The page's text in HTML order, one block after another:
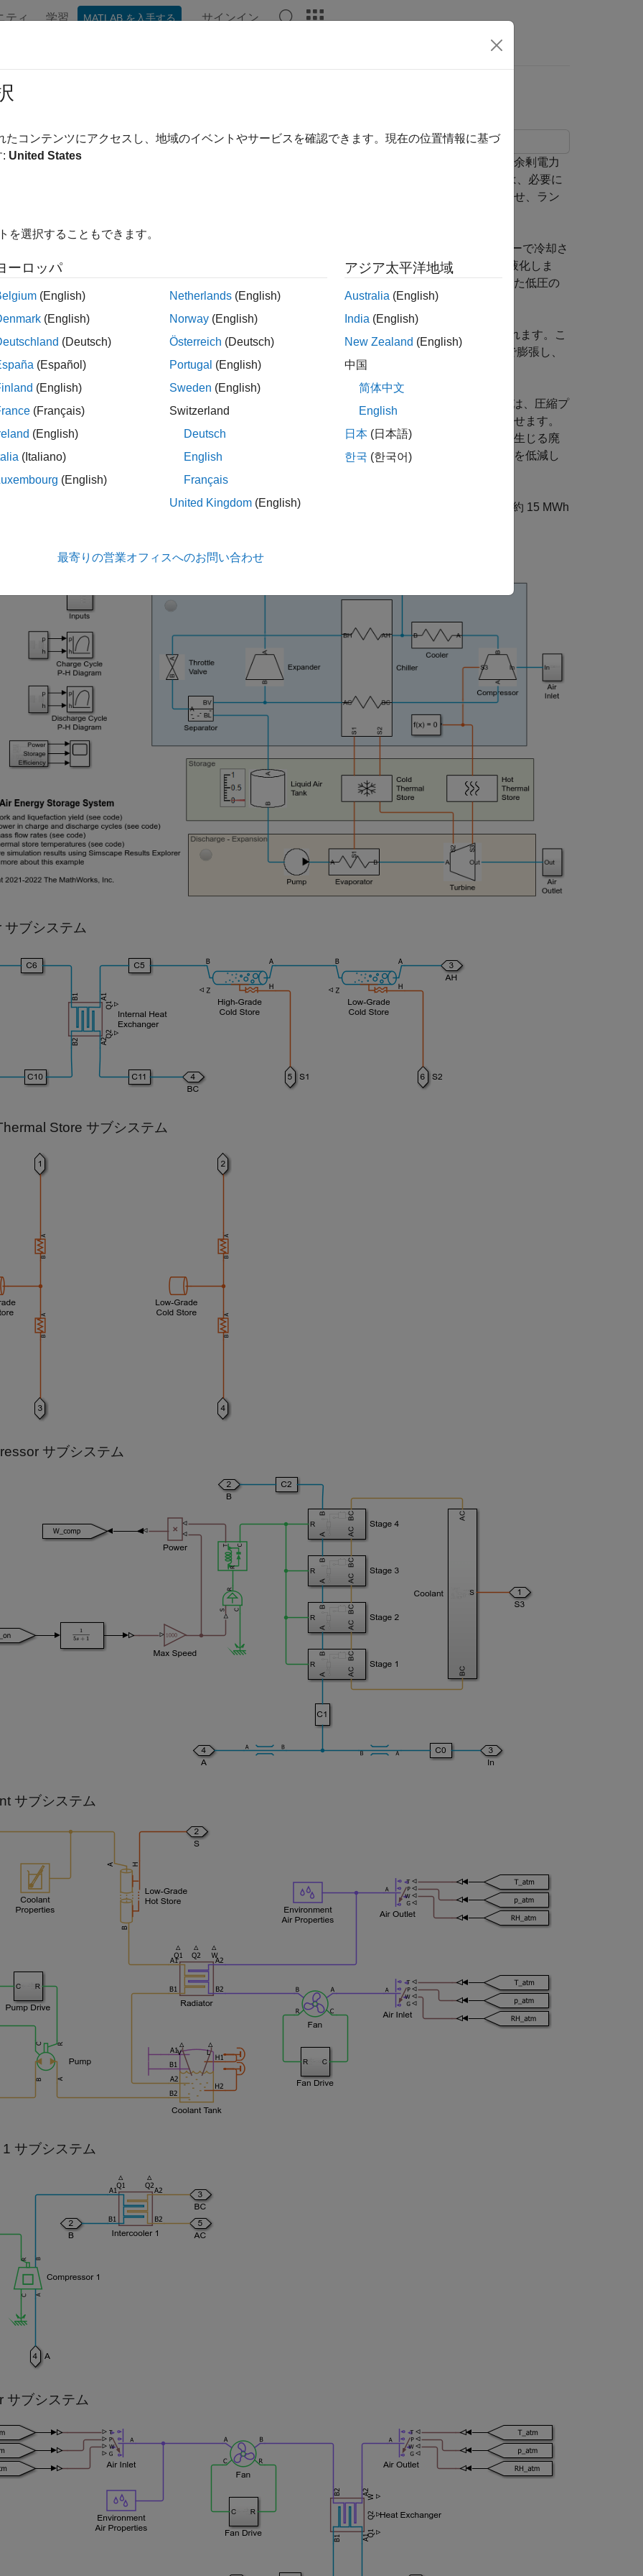
ティ 学習 MATLAB を入手する サインイン
気エネルギー貯蔵システム
は、極低温の液体空気を利用したグリッドスケールのエネルギー貯蔵システムをモデル化します。余剰電力
合、このシステムはクロード サイクルの変法に基づいて周囲空気を液化します。低温の液体空気は、必要に
低圧断熱タンクに貯蔵されます。電力需要が高い場合、このシステムは貯蔵した液体空気を膨張させ、ラン
テムでは、4 段中間冷却式圧縮機によって空気を 10 MPa まで加圧します。高圧空気の一部はチラーで冷却さ
スロットル バルブを介して膨張します。これにより、Joule-Thomson 効果によって空気の一部が液化しま
の高圧空気は膨張機を通過し、空気を冷却するとともに、一部の電力を回収します。液化しなかった低圧の
チラーの反対側を通って高圧空気を冷却した後、圧縮機へ戻り、サイクルを完了します。
テムでは、液体空気は貯蔵タンクから蒸発器へポンプで送られ、約 80 K から周囲温度まで加熱されます。こ
、液体空気が気化し、圧力が 6.5 MPa まで上昇します。高圧空気は、再加熱を伴う 3 段タービンで膨張し、
成します。
クルと放電サイクルの往復効率を向上させるために、3 つの蓄熱槽を追加しました。低品位蓄熱槽は、圧縮プ
発生する排熱を回収し、その熱を利用してタービンに流入する空気の温度を高め、発電量を増加させます。
冷槽は、蒸発プロセスで液体空気から生じる廃冷熱を回収し、低品位蓄冷槽は、タービン排気から生じる廃
収します。これらはどちらも、チラー内で高圧空気を冷却するために使用され、液化時の消費電力を低減し
テムは、充電時に約 10 MW の電力を消費し、放電時に約 1.8 MW の電力を生成します。10 時間で約 15 MWh
サブシステム
Store サブシステム
サブシステム
サブシステム
サブシステム
サブシステム
たコンテンツにアクセスし、地域のイベントやサービスを確認できます。現在の位置情報に基づ
: United States
を選択することもできます。
ーロッパ
(English)
(English)
(Deutsch)
(Español)
(English)
(Français)
(English)
(Italiano)
(English)
Netherlands (English)
Norway (English)
Österreich (Deutsch)
Portugal (English)
Sweden (English)
Switzerland
Deutsch
English
Français
United Kingdom (English)
アジア太平洋地域
Australia (English)
India (English)
New Zealand (English)
中国
简体中文
English
日本 (日本語)
한국 (한국어)
最寄りの営業オフィスへのお問い合わせ